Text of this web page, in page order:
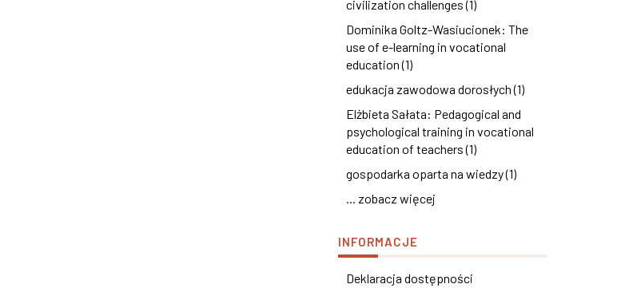
civilization challenges (1)
Dominika Goltz-Wasiucionek: The
use of e-learning in vocational
education (1)
edukacja zawodowa dorosłych (1)
Elżbieta Sałata: Pedagogical and
psychological training in vocational
education of teachers (1)
gospodarka oparta na wiedzy (1)
... zobacz więcej
INFORMACJE
Deklaracja dostępności